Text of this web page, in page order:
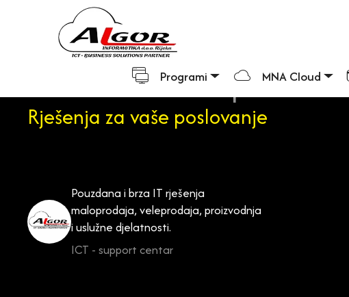
Programi MNA Cloud
POS sustavi i IT podrška
Rješenja za vaše poslovanje
Pouzdana i brza IT rješenja
maloprodaja, veleprodaja, proizvodnja
i uslužne djelatnosti.
ICT - support centar